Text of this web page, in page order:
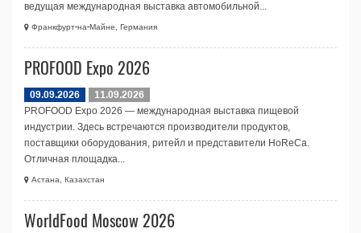
ведущая международная выставка автомобильной...
Франкфурт-на-Майне, Германия
PROFOOD Expo 2026
09.09.2026
11.09.2026
PROFOOD Expo 2026 — международная выставка пищевой
индустрии. Здесь встречаются производители продуктов,
поставщики оборудования, ритейл и представители HoReCa.
Отличная площадка...
Астана, Казахстан
WorldFood Moscow 2026